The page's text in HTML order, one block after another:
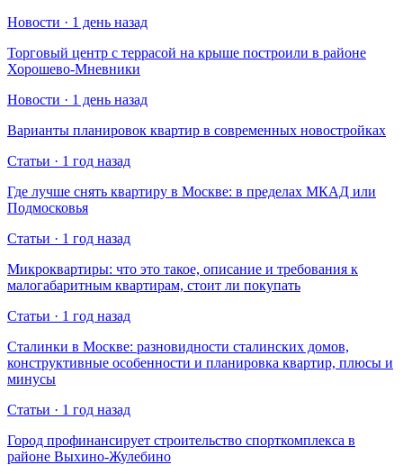
Новости · 1 день назад
Торговый центр с террасой на крыше построили в районе
Хорошево-Мневники
Новости · 1 день назад
Варианты планировок квартир в современных новостройках
Статьи · 1 год назад
Где лучше снять квартиру в Москве: в пределах МКАД или
Подмосковья
Статьи · 1 год назад
Микроквартиры: что это такое, описание и требования к
малогабаритным квартирам, стоит ли покупать
Статьи · 1 год назад
Сталинки в Москве: разновидности сталинских домов,
конструктивные особенности и планировка квартир, плюсы и
минусы
Статьи · 1 год назад
Город профинансирует строительство спорткомплекса в
районе Выхино-Жулебино